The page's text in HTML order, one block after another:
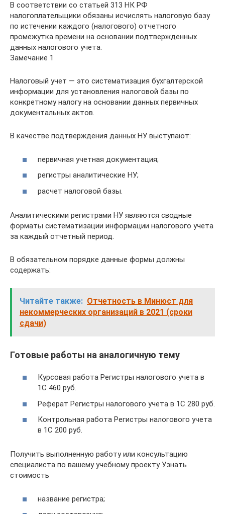
В соответствии со статьей 313 НК РФ
налогоплательщики обязаны исчислять налоговую базу
по истечении каждого (налогового) отчетного
промежутка времени на основании подтвержденных
данных налогового учета.
Замечание 1
Налоговый учет — это систематизация бухгалтерской
информации для установления налоговой базы по
конкретному налогу на основании данных первичных
документальных актов.
В качестве подтверждения данных НУ выступают:
первичная учетная документация;
регистры аналитические НУ;
расчет налоговой базы.
Аналитическими регистрами НУ являются сводные
форматы систематизации информации налогового учета
за каждый отчетный период.
В обязательном порядке данные формы должны
содержать:
Читайте также: Отчетность в Минюст для
некоммерческих организаций в 2021 (сроки
сдачи)
Готовые работы на аналогичную тему
Курсовая работа Регистры налогового учета в
1С 460 руб.
Реферат Регистры налогового учета в 1С 280 руб.
Контрольная работа Регистры налогового учета
в 1С 200 руб.
Получить выполненную работу или консультацию
специалиста по вашему учебному проекту Узнать
стоимость
название регистра;